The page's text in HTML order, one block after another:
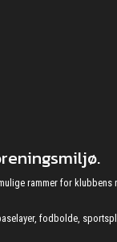
rammer for klubbens
fodbolde,